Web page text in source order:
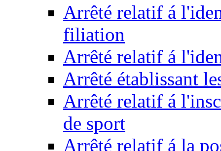
Arrêté relatif á
filiation
Arrêté relatif á
Arrêté établissant
Arrêté relatif á
de sport
Arrêté relatif á la